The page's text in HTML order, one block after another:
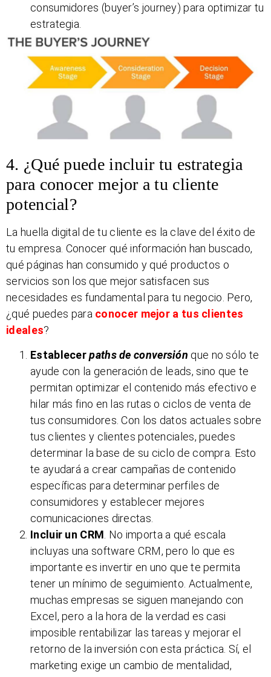
consumidores (buyer’s journey) para optimizar tu
estrategia.
4. ¿Qué puede incluir tu estrategia
para conocer mejor a tu cliente
potencial?
La huella digital de tu cliente es la clave del éxito de
tu empresa. Conocer qué información han buscado,
qué páginas han consumido y qué productos o
servicios son los que mejor satisfacen sus
necesidades es fundamental para tu negocio. Pero,
¿qué puedes para conocer mejor a tus clientes
ideales?
Establecerpaths de conversión que no sólo te
ayude con la generación de leads, sino que te
permitan optimizar el contenido más efectivo e
hilar más fino en las rutas o ciclos de venta de
tus consumidores. Con los datos actuales sobre
tus clientes y clientes potenciales, puedes
determinar la base de su ciclo de compra. Esto
te ayudará a crear campañas de contenido
específicas para determinar perfiles de
consumidores y establecer mejores
comunicaciones directas.
Incluir un CRM. No importa a qué escala
incluyas una software CRM, pero lo que es
importante es invertir en uno que te permita
tener un mínimo de seguimiento. Actualmente,
muchas empresas se siguen manejando con
Excel, pero a la hora de la verdad es casi
imposible rentabilizar las tareas y mejorar el
retorno de la inversión con esta práctica. Sí, el
marketing exige un cambio de mentalidad,